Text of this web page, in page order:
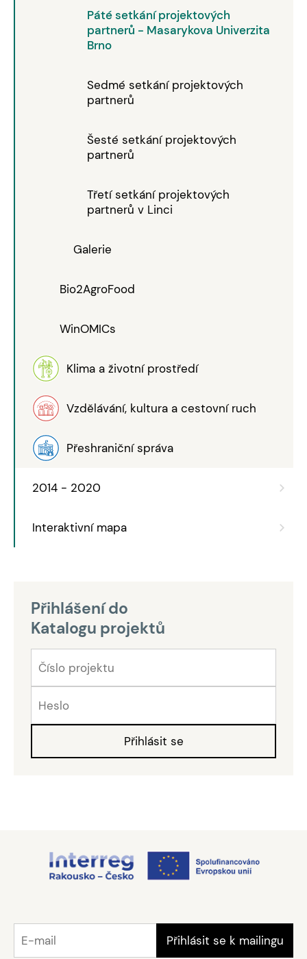
Páté setkání projektových
partnerů - Masarykova Univerzita
Brno
Sedmé setkání projektových
partnerů
Šesté setkání projektových
partnerů
Třetí setkání projektových
partnerů v Linci
Galerie
Bio2AgroFood
WinOMICs
Klima a životní prostředí
Vzdělávání, kultura a cestovní ruch
Přeshraniční správa
2014 - 2020
Interaktivní mapa
Přihlášení do
Katalogu projektů